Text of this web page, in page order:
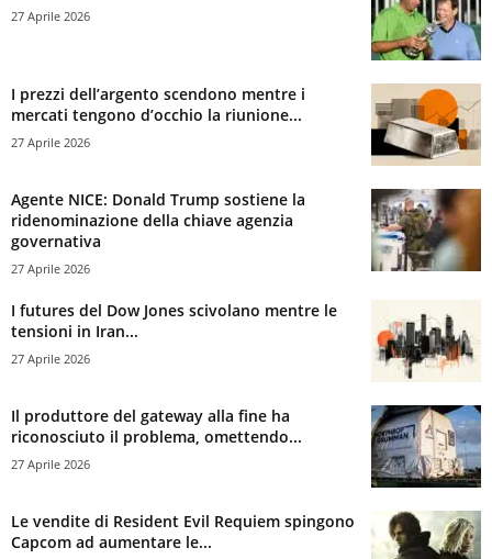
27 Aprile 2026
I prezzi dell’argento scendono mentre i
mercati tengono d’occhio la riunione...
27 Aprile 2026
Agente NICE: Donald Trump sostiene la
ridenominazione della chiave agenzia
governativa
27 Aprile 2026
I futures del Dow Jones scivolano mentre le
tensioni in Iran...
27 Aprile 2026
Il produttore del gateway alla fine ha
riconosciuto il problema, omettendo...
27 Aprile 2026
Le vendite di Resident Evil Requiem spingono
Capcom ad aumentare le...